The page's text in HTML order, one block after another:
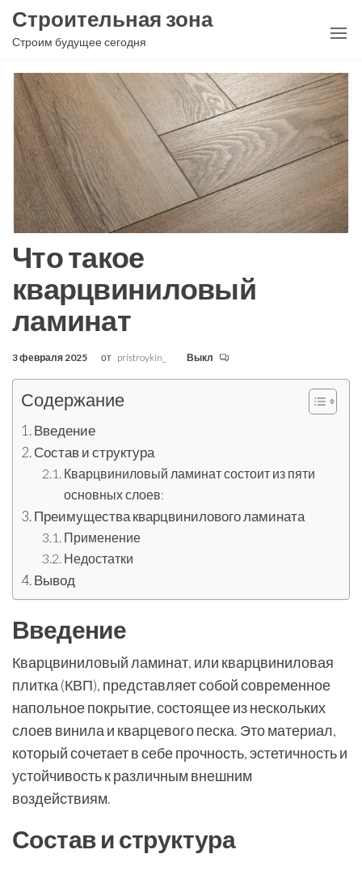
Перейти
Строительная зона
Строим будущее сегодня
Что такое
кварцвиниловый
ламинат
3 февраля 2025 от pristroykin_ Выкл
Содержание
Введение
Состав и структура
Кварцвиниловый ламинат состоит из пяти
основных слоев:
Преимущества кварцвинилового ламината
Применение
Недостатки
Вывод
Введение
Кварцвиниловый ламинат, или кварцвиниловая
плитка (КВП), представляет собой современное
напольное покрытие, состоящее из нескольких
слоев винила и кварцевого песка. Это материал,
который сочетает в себе прочность, эстетичность и
устойчивость к различным внешним
воздействиям.
Состав и структура